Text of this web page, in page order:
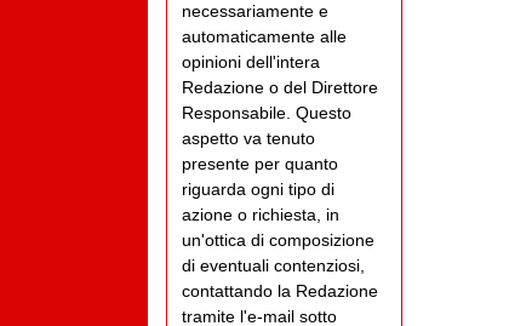
necessariamente e
automaticamente alle
opinioni dell'intera
Redazione o del Direttore
Responsabile. Questo
aspetto va tenuto
presente per quanto
riguarda ogni tipo di
azione o richiesta, in
un'ottica di composizione
di eventuali contenziosi,
contattando la Redazione
tramite l'e-mail sotto